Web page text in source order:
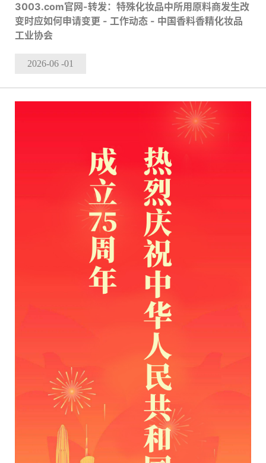
3003.com官网-转发：特殊化妆品中所用原料商发生改
变时应如何申请变更 - 工作动态 - 中国香料香精化妆品
工业协会
2026-06 -01